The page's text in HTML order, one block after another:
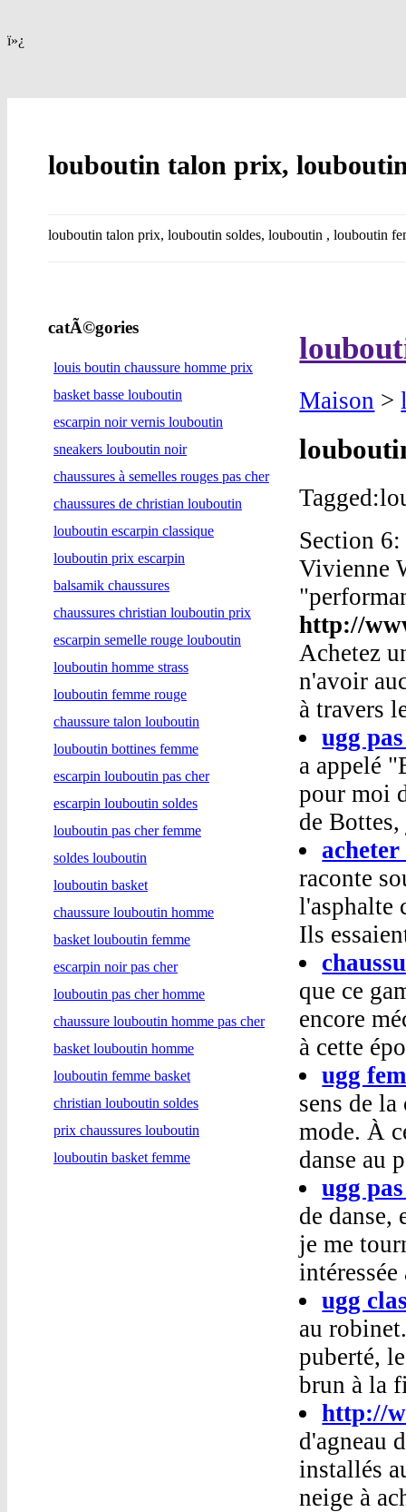
ï»¿
louboutin talon prix,
louboutin talon prix, louboutin soldes, louboutin , louboutin
Maison >
Section
Vivienne
http://
Achetez
n'avoir
à travers
ugg
a appelé
pour moi
de
raconte
l'asphalte
Ils
que ce
encore
à cette
ugg
sens de
mode. À
danse au
ugg
de danse,
je me
ugg
au
puberté,
brun à la
http://
d'agneau
installés
neige à
catÃ©gories
louis boutin chaussure homme prix
basket basse louboutin
escarpin noir vernis louboutin
sneakers louboutin noir
chaussures à semelles rouges pas cher
chaussures de christian louboutin
louboutin escarpin classique
louboutin prix escarpin
balsamik chaussures
chaussures christian louboutin prix
escarpin semelle rouge louboutin
louboutin homme strass
louboutin femme rouge
chaussure talon louboutin
louboutin bottines femme
escarpin louboutin pas cher
escarpin louboutin soldes
louboutin pas cher femme
soldes louboutin
louboutin basket
chaussure louboutin homme
basket louboutin femme
escarpin noir pas cher
louboutin pas cher homme
chaussure louboutin homme pas cher
basket louboutin homme
louboutin femme basket
christian louboutin soldes
prix chaussures louboutin
louboutin basket femme